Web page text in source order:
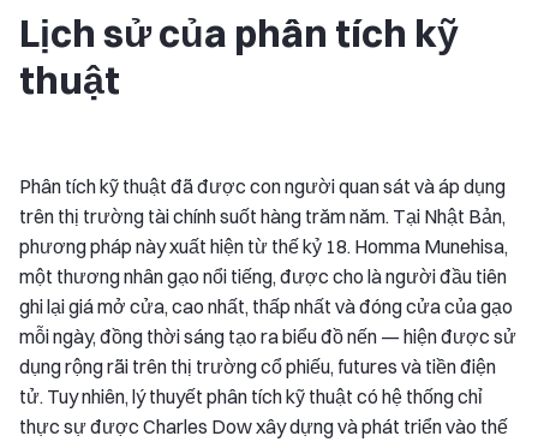
Lịch sử của phân tích kỹ
thuật
Phân tích kỹ thuật đã được con người quan sát và áp dụng
trên thị trường tài chính suốt hàng trăm năm. Tại Nhật Bản,
phương pháp này xuất hiện từ thế kỷ 18. Homma Munehisa,
một thương nhân gạo nổi tiếng, được cho là người đầu tiên
ghi lại giá mở cửa, cao nhất, thấp nhất và đóng cửa của gạo
mỗi ngày, đồng thời sáng tạo ra biểu đồ nến — hiện được sử
dụng rộng rãi trên thị trường cổ phiếu, futures và tiền điện
tử. Tuy nhiên, lý thuyết phân tích kỹ thuật có hệ thống chỉ
thực sự được Charles Dow xây dựng và phát triển vào thế